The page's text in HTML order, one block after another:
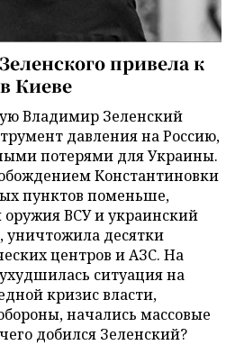
привела к
Киеве
Владимир Зеленский
давления на Россию,
потерями для Украины.
Константиновки
пунктов поменьше,
оружия ВСУ и украинский
уничтожила десятки
центров и АЗС. На
ситуация на
кризис власти,
начались массовые
добился Зеленский?